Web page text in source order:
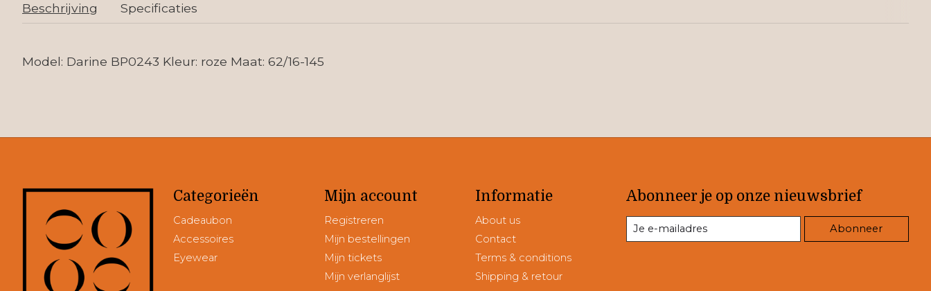
Beschrijving Specificaties
Model: Darine BP0243 Kleur: roze Maat: 62/16-145
Categorieën
Cadeaubon
Accessoires
Eyewear
Mijn account
Registreren
Mijn bestellingen
Mijn tickets
Mijn verlanglijst
Informatie
About us
Contact
Terms & conditions
Shipping & retour
Abonneer je op onze nieuwsbrief
Abonneer